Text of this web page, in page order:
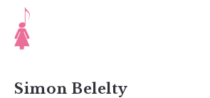
Simon Belelty